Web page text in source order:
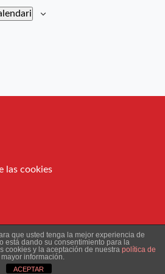
las cookies
Popular.
que usted tenga la mejor experiencia de
está dando su consentimiento para la
cookies y la aceptación de nuestra política de
información.
ACEPTAR